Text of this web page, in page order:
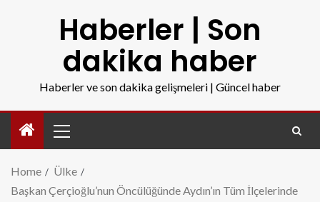
Haberler | Son
dakika haber
Haberler ve son dakika gelişmeleri | Güncel haber
Home
Ülke
Başkan Çerçioğlu’nun Öncülüğünde Aydın’ın Tüm İlçelerinde